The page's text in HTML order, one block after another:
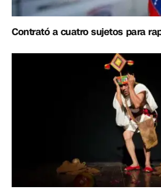
Contrató a cuatro sujetos para